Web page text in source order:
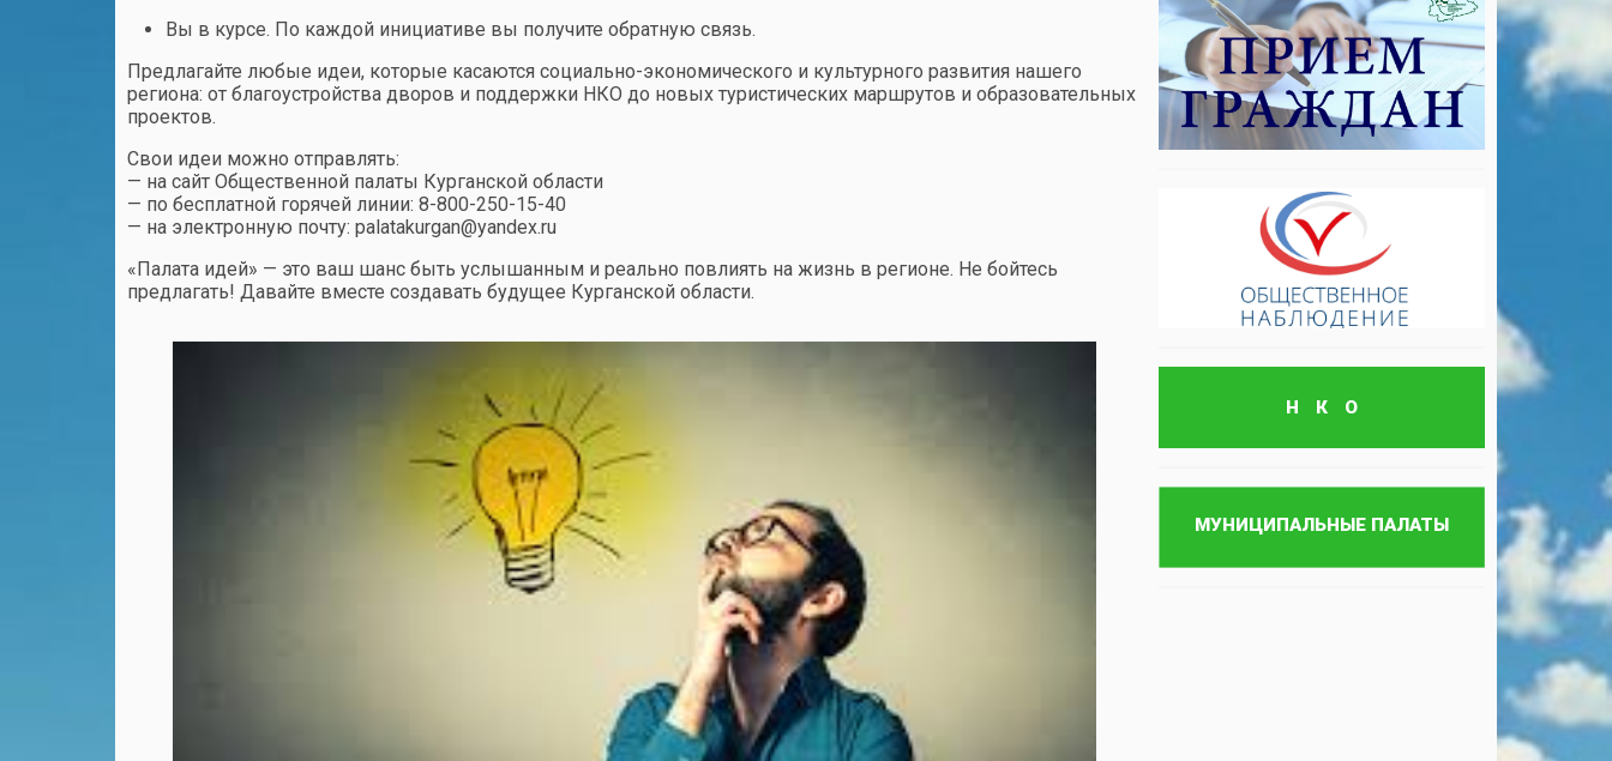
Вы в курсе. По каждой инициативе вы получите обратную связь.
Предлагайте любые идеи, которые касаются социально-экономического и культурного развития нашего
региона: от благоустройства дворов и поддержки НКО до новых туристических маршрутов и образовательных
проектов.
Свои идеи можно отправлять:
— на сайт Общественной палаты Курганской области
— по бесплатной горячей линии: 8-800-250-15-40
— на электронную почту: palatakurgan@yandex.ru
«Палата идей» — это ваш шанс быть услышанным и реально повлиять на жизнь в регионе. Не бойтесь
предлагать! Давайте вместе создавать будущее Курганской области.